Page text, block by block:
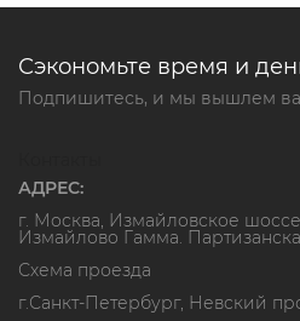
Сэкономьте время и
Подпишитесь, и мы вышлем
АДРЕС:
г. Москва, Измайловское
Измайлово Гамма.
Схема проезда
г.Санкт-Петербург, Невский